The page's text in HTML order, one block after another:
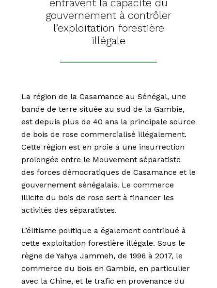
entravent la capacité du
gouvernement à contrôler
l’exploitation forestière
illégale
La région de la Casamance au Sénégal, une
bande de terre située au sud de la Gambie,
est depuis plus de 40 ans la principale source
de bois de rose commercialisé illégalement.
Cette région est en proie à une insurrection
prolongée entre le Mouvement séparatiste
des forces démocratiques de Casamance et le
gouvernement sénégalais. Le commerce
illicite du bois de rose sert à financer les
activités des séparatistes.
L’élitisme politique a également contribué à
cette exploitation forestière illégale. Sous le
règne de Yahya Jammeh, de 1996 à 2017, le
commerce du bois en Gambie, en particulier
avec la Chine, et le trafic en provenance du